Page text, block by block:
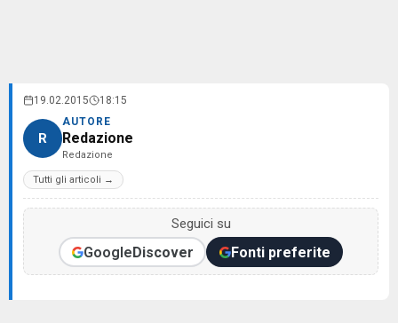
19.02.2015 18:15
R
AUTORE
Redazione
Redazione
Tutti gli articoli →
Seguici su
GoogleDiscover Fonti preferite